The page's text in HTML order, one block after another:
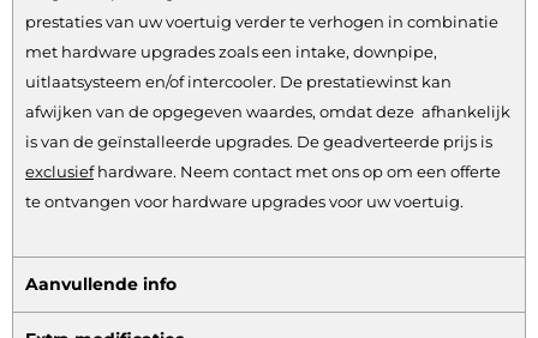
prestaties van uw voertuig verder te verhogen in combinatie
met hardware upgrades zoals een intake, downpipe,
uitlaatsysteem en/of intercooler. De prestatiewinst kan
afwijken van de opgegeven waardes, omdat deze afhankelijk
is van de geïnstalleerde upgrades. De geadverteerde prijs is
exclusiefhardware. Neem contact met ons op om een offerte
te ontvangen voor hardware upgrades voor uw voertuig.
Aanvullende info